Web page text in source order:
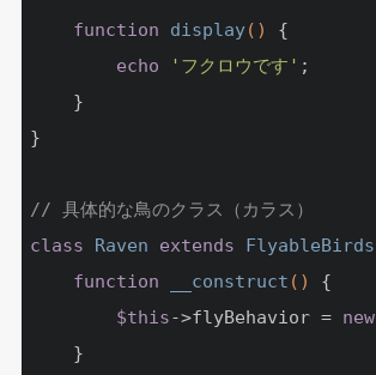
function display()
{
echo
'フクロウです' ;
}
// 具体的な鳥のクラス（カラス）
class
Raven extends FlyableBirds
function
__construct ()
{
$this->flyBehavior = new